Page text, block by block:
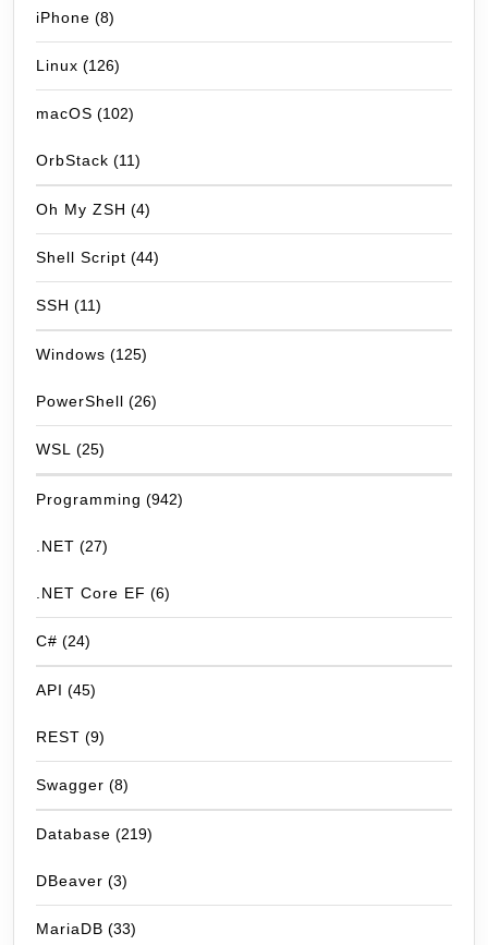
iPhone (8)
Linux (126)
macOS (102)
OrbStack (11)
Oh My ZSH (4)
Shell Script (44)
SSH (11)
Windows (125)
PowerShell (26)
WSL (25)
Programming (942)
.NET (27)
.NET Core EF (6)
C# (24)
API (45)
REST (9)
Swagger (8)
Database (219)
DBeaver (3)
MariaDB (33)